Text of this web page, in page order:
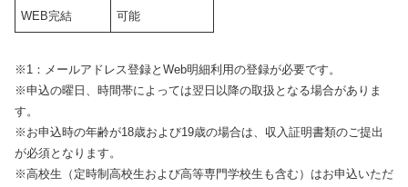
WEB完結 可能
※1：メールアドレス登録とWeb明細利用の登録が必要です。
※申込の曜日、時間帯によっては翌日以降の取扱となる場合がありま
す。
※お申込時の年齢が18歳および19歳の場合は、収入証明書類のご提出
が必須となります。
※高校生（定時制高校生および高等専門学校生も含む）はお申込いただ